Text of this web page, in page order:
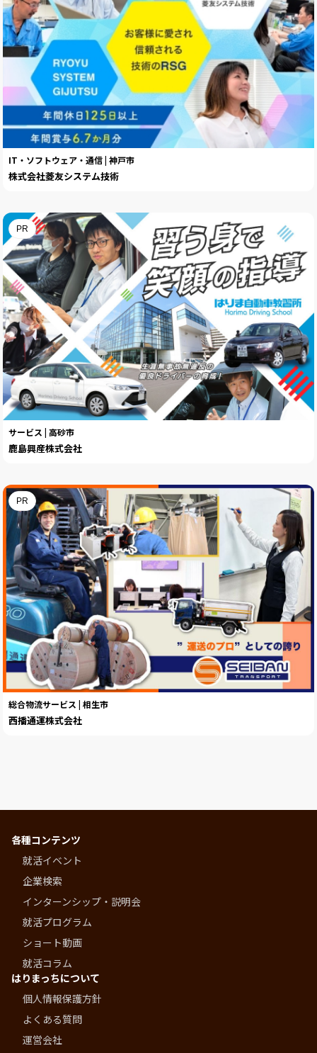
IT・ソフトウェア・通信 | 神戸市
株式会社菱友システム技術
PR
サービス | 高砂市
鹿島興産株式会社
PR
総合物流サービス | 相生市
西播通運株式会社
各種コンテンツ
就活イベント
企業検索
インターンシップ・説明会
就活プログラム
ショート動画
就活コラム
はりまっちについて
個人情報保護方針
よくある質問
運営会社